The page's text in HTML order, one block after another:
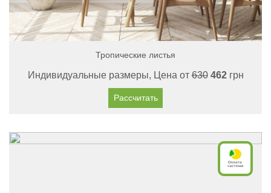
Тропические листья
Индивидуальные размеры, Цена от630 462грн
Рассчитать